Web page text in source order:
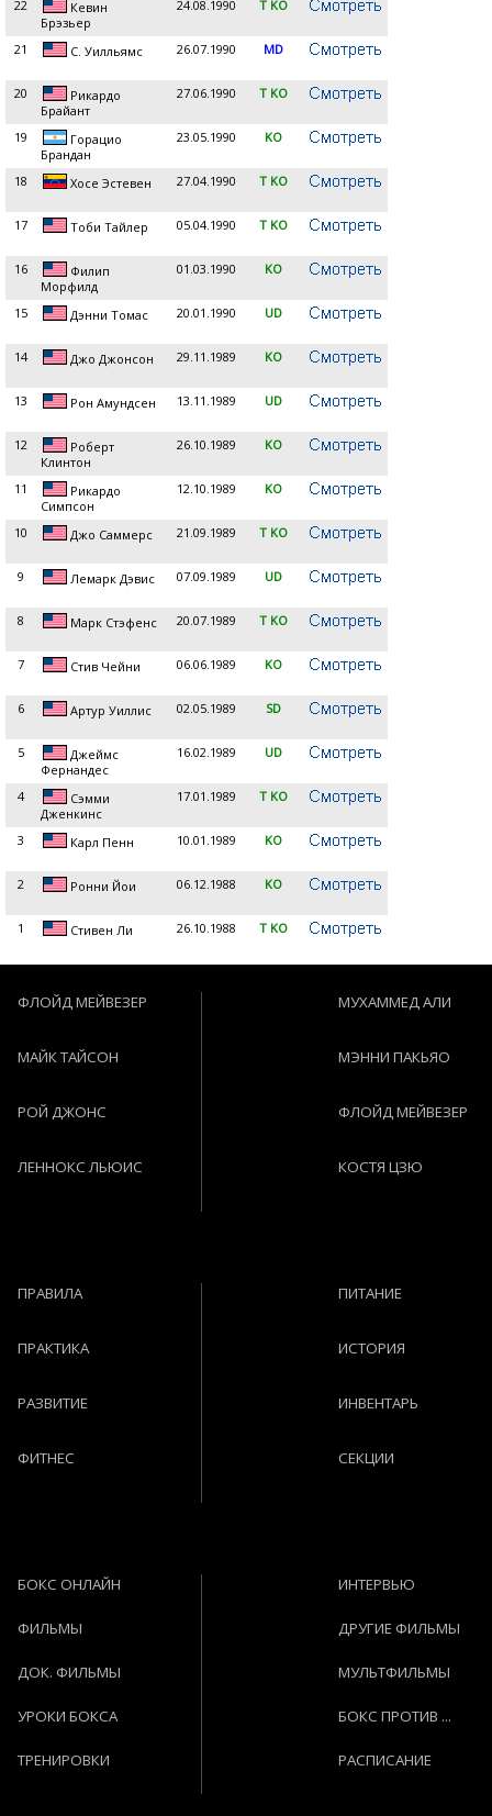
22
Кевин
Брэзьер
24.08.1990 T KO
21 С. Уилльямс 26.07.1990 MD
20
Рикардо
Брайант
27.06.1990 T KO
19
Горацио
Брандан
23.05.1990 KO
18 Хосе Эстевен 27.04.1990 T KO
17 Тоби Тайлер 05.04.1990 T KO
16
Филип
Морфилд
01.03.1990 KO
15 Дэнни Томас 20.01.1990 UD
14 Джо Джонсон 29.11.1989 KO
13 Рон Амундсен 13.11.1989 UD
12
Роберт
Клинтон
26.10.1989 KO
11
Рикардо
Симпсон
12.10.1989 KO
10 Джо Саммерс 21.09.1989 T KO
9 Лемарк Дэвис 07.09.1989 UD
8 Марк Стэфенс 20.07.1989 T KO
7 Стив Чейни 06.06.1989 KO
6 Артур Уиллис 02.05.1989 SD
5
Джеймс
Фернандес
16.02.1989 UD
4
Сэмми
Дженкинс
17.01.1989 T KO
3 Карл Пенн 10.01.1989 KO
2 Ронни Йои 06.12.1988 KO
1 Стивен Ли 26.10.1988 T KO
ФЛОЙД МЕЙВЕЗЕР
МАЙК ТАЙСОН
РОЙ ДЖОНС
ЛЕННОКС ЛЬЮИС
МУХАММЕД АЛИ
МЭННИ ПАКЬЯО
ФЛОЙД МЕЙВЕЗЕР
КОСТЯ ЦЗЮ
ПРАВИЛА
ПРАКТИКА
РАЗВИТИЕ
ФИТНЕС
ПИТАНИЕ
ИСТОРИЯ
ИНВЕНТАРЬ
СЕКЦИИ
БОКС ОНЛАЙН
ФИЛЬМЫ
ДОК. ФИЛЬМЫ
УРОКИ БОКСА
ТРЕНИРОВКИ
ИНТЕРВЬЮ
ДРУГИЕ ФИЛЬМЫ
МУЛЬТФИЛЬМЫ
БОКС ПРОТИВ ...
РАСПИСАНИЕ